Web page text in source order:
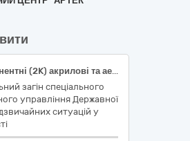
Автоемалі 2-компонентні (2K) акрилові та аерозольні в асортименті для проведення поточного ремонту транспортних засобів КАМАЗ АП-5 53213-196 реєстраційний номер АО147Е, КАМАЗ АП-5 53213-196 реєстраційний номер ВН305Е за кодом ДК:021:2015: 44810000-1 «Фарби»
загін спеціального
управління Державної
ситуацій у